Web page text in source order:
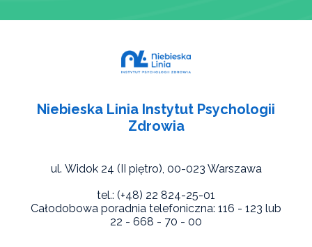
Niebieska Linia Instytut Psychologii
Zdrowia
ul. Widok 24 (II piętro), 00-023 Warszawa
tel.: (+48) 22 824-25-01
Całodobowa poradnia telefoniczna: 116 - 123 lub
22 - 668 - 70 - 00